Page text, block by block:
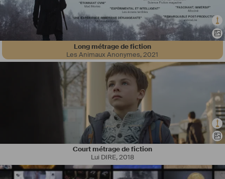
Long métrage de fiction
Les Animaux Anonymes,2021
Court métrage de fiction
Lui DIRE,2018